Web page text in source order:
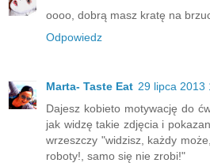
oooo, dobrą masz kratę na
Odpowiedz
Marta- Taste Eat 29 lipca 2013
Dajesz kobieto motywację do
jak widzę takie zdjęcia i
wrzeszczy "widzisz, każdy
roboty!, samo się nie zrobi!"